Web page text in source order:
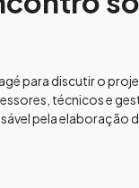
para discutir o
técnicos e
pela elaboração